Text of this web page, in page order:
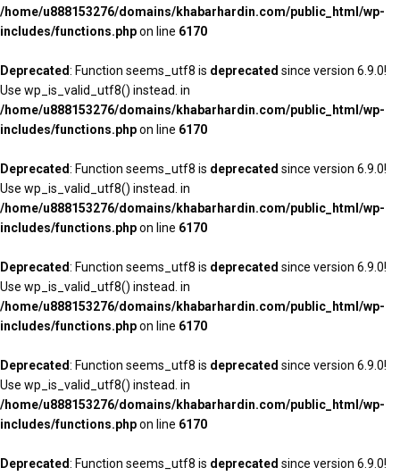
/home/u888153276/domains/khabarhardin.com/public_html/wp-
includes/functions.phpon line 6170
Deprecated: Function seems_utf8 is deprecated since version 6.9.0!
Use wp_is_valid_utf8() instead. in
/home/u888153276/domains/khabarhardin.com/public_html/wp-
includes/functions.phpon line 6170
Deprecated: Function seems_utf8 is deprecated since version 6.9.0!
Use wp_is_valid_utf8() instead. in
/home/u888153276/domains/khabarhardin.com/public_html/wp-
includes/functions.phpon line 6170
Deprecated: Function seems_utf8 is deprecated since version 6.9.0!
Use wp_is_valid_utf8() instead. in
/home/u888153276/domains/khabarhardin.com/public_html/wp-
includes/functions.phpon line 6170
Deprecated: Function seems_utf8 is deprecated since version 6.9.0!
Use wp_is_valid_utf8() instead. in
/home/u888153276/domains/khabarhardin.com/public_html/wp-
includes/functions.phpon line 6170
Deprecated: Function seems_utf8 is deprecated since version 6.9.0!